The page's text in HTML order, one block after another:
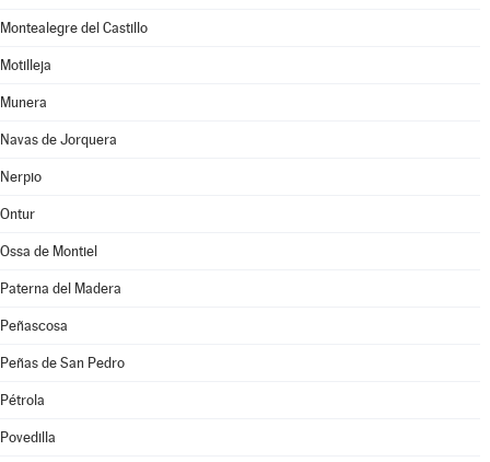
Montealegre del Castillo
Motilleja
Munera
Navas de Jorquera
Nerpio
Ontur
Ossa de Montiel
Paterna del Madera
Peñascosa
Peñas de San Pedro
Pétrola
Povedilla